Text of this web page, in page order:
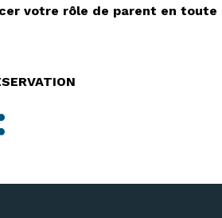
votre rôle de parent en toute